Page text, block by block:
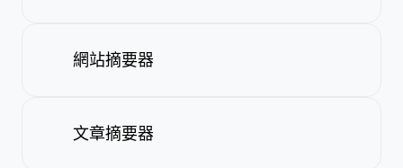
網站摘要器
文章摘要器